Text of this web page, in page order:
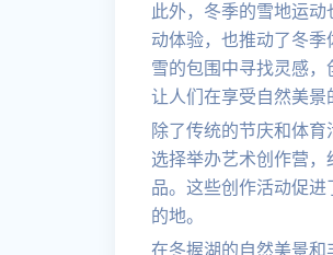
此外，冬季的雪地运
动体验，也推动了冬
雪的包围中寻找灵感，
让人们在享受自然美景
除了传统的节庆和体
选择举办艺术创作营
品。这些创作活动促
的地。
在冬握湖的自然美景